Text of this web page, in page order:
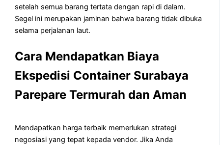
setelah semua barang tertata dengan rapi di dalam.
Segel ini merupakan jaminan bahwa barang tidak dibuka
selama perjalanan laut.
Cara Mendapatkan Biaya
Ekspedisi Container Surabaya
Parepare Termurah dan Aman
Mendapatkan harga terbaik memerlukan strategi
negosiasi yang tepat kepada vendor. Jika Anda